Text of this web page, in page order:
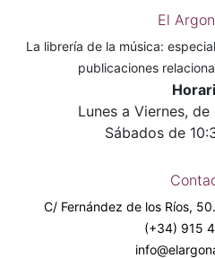
El
La librería de la música:
publicaciones
Lunes a Viernes,
Sábados de
C/ Fernández de los Ríos,
(+34) 915